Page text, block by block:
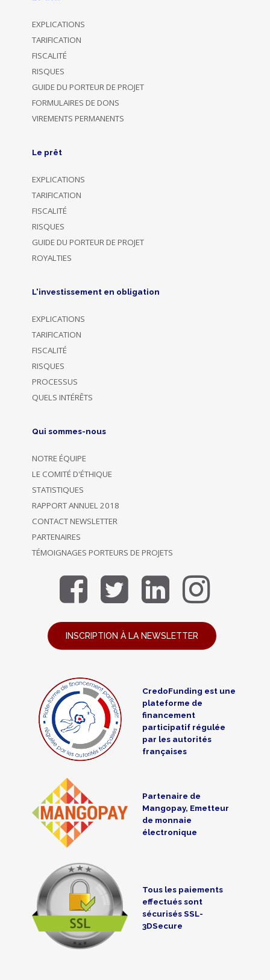
EXPLICATIONS
TARIFICATION
FISCALITÉ
RISQUES
GUIDE DU PORTEUR DE PROJET
FORMULAIRES DE DONS
VIREMENTS PERMANENTS
Le prêt
EXPLICATIONS
TARIFICATION
FISCALITÉ
RISQUES
GUIDE DU PORTEUR DE PROJET
ROYALTIES
L'investissement en obligation
EXPLICATIONS
TARIFICATION
FISCALITÉ
RISQUES
PROCESSUS
QUELS INTÉRÊTS
Qui sommes-nous
NOTRE ÉQUIPE
LE COMITÉ D'ÉTHIQUE
STATISTIQUES
RAPPORT ANNUEL 2018
CONTACT NEWSLETTER
PARTENAIRES
TÉMOIGNAGES PORTEURS DE PROJETS
INSCRIPTION À LA NEWSLETTER
CredoFunding est une
plateforme de
financement
participatif régulée
par les autorités
françaises
Partenaire de
Mangopay, Emetteur
de monnaie
électronique
Tous les paiements
effectués sont
sécurisés SSL-
3DSecure